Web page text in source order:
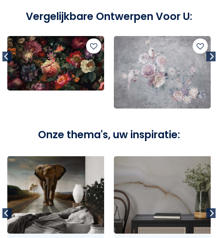
Vergelijkbare Ontwerpen Voor U:
Onze thema's, uw inspiratie: